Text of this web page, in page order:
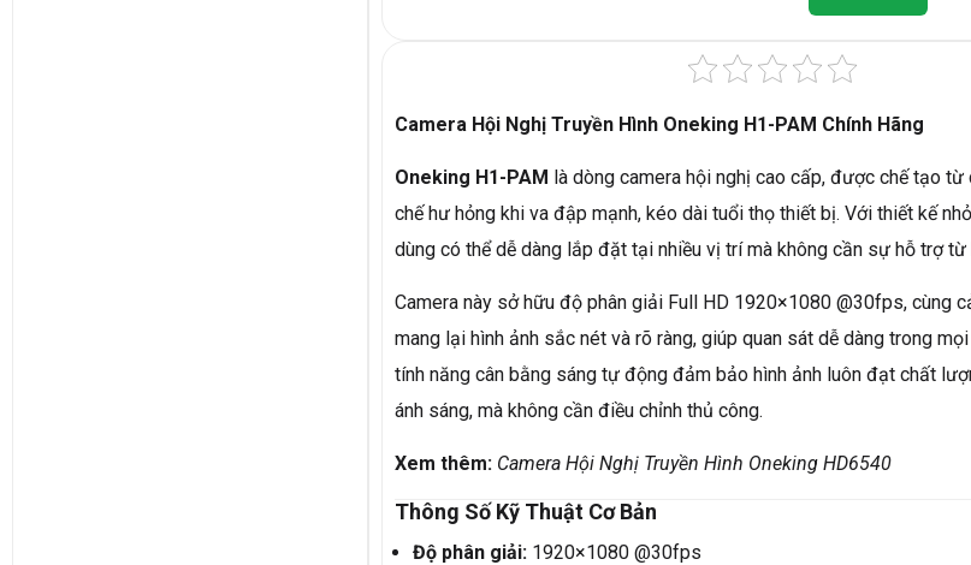
Camera Hội Nghị Truyền Hình Oneking H1-PAM Chính Hãng
Oneking H1-PAM là dòng camera hội nghị cao cấp, được chế tạo từ
chế hư hỏng khi va đập mạnh, kéo dài tuổi thọ thiết bị. Với thiết kế
dùng có thể dễ dàng lắp đặt tại nhiều vị trí mà không cần sự hỗ trợ từ
Camera này sở hữu độ phân giải Full HD 1920×1080 @30fps, cùng
mang lại hình ảnh sắc nét và rõ ràng, giúp quan sát dễ dàng trong
tính năng cân bằng sáng tự động đảm bảo hình ảnh luôn đạt chất
ánh sáng, mà không cần điều chỉnh thủ công.
Xem thêm: Camera Hội Nghị Truyền Hình Oneking HD6540
Thông Số Kỹ Thuật Cơ Bản
Độ phân giải: 1920×1080 @30fps